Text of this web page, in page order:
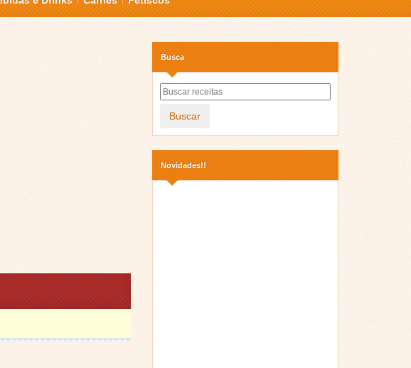
Busca
Buscar
Novidades!!